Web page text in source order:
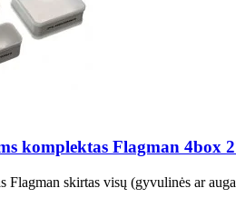
komplektas Flagman 4box
Flagman skirtas visų (gyvulinės ar